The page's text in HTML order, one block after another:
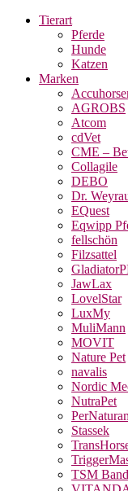
Tierart
Pferde
Hunde
Katzen
Marken
AGROBS
Atcom
cdVet
CME –
Collagile
DEBO
Dr.
EQuest
Eqwipp
fellschön
Filzsattel
JawLax
LovelStar
LuxMy
MuliMann
MOVIT
Nature Pet
navalis
Nordic
NutraPet
Stassek
TSM